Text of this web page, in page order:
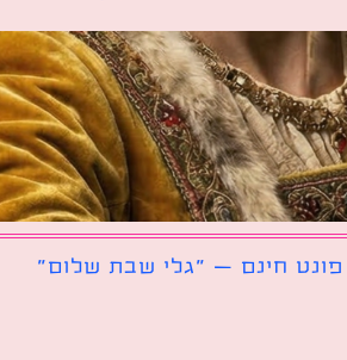
פונט חינם – ״גלי שבת שלום״